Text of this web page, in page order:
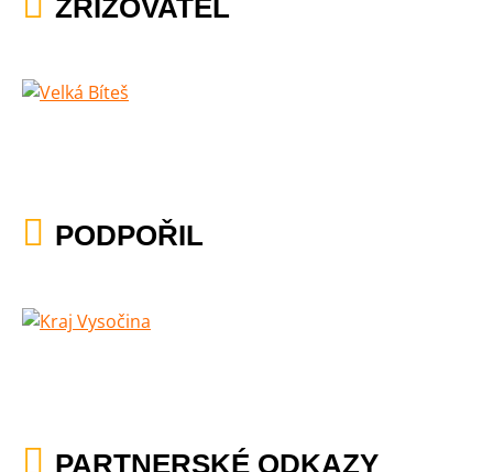
ZŘIZOVATEL
PODPOŘIL
PARTNERSKÉ ODKAZY